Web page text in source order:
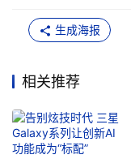
生成海报
相关推荐